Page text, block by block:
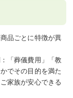
品ごとに特徴が異
「葬儀費用」「教
でその目的を満た
家族が安心できる